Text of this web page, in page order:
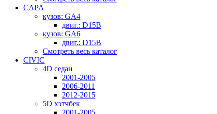
CAPA
кузов: GA4
двиг.: D15B
кузов: GA6
двиг.: D15B
Смотреть весь каталог
CIVIC
4D седан
2001-2005
2006-2011
2012-2015
5D хэтчбек
2001-2005